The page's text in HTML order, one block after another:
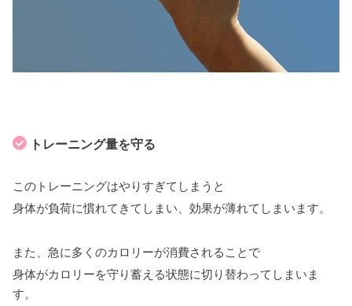
トレーニング量を守る
このトレーニングはやりすぎてしまうと
身体が負荷に慣れてきてしまい、効果が薄れてしまいます。
また、急に多くのカロリーが消費されることで
身体がカロリーを守り蓄える状態に切り替わってしまいま
す。